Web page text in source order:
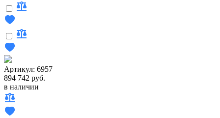
Артикул: 6957
894 742 руб.
в наличии